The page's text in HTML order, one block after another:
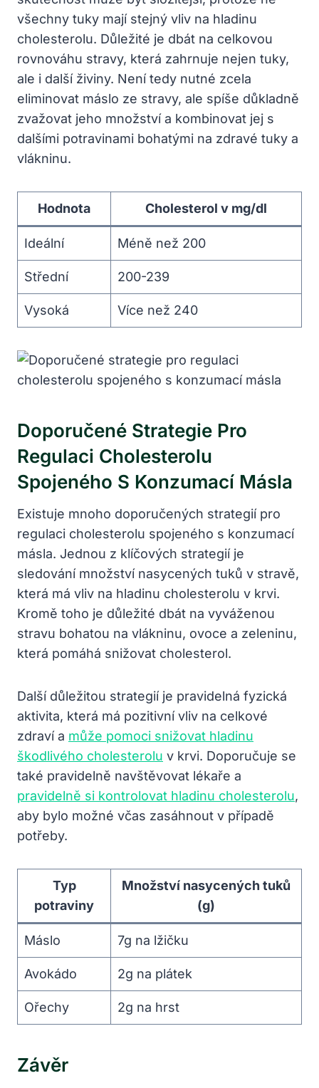
všechny tuky mají stejný vliv na hladinu
cholesterolu. Důležité je dbát na celkovou
rovnováhu stravy, která zahrnuje nejen tuky,
ale i další živiny. Není tedy nutné zcela
eliminovat máslo ze stravy, ale spíše důkladně
zvažovat jeho množství a kombinovat jej s
dalšími potravinami bohatými na zdravé tuky a
vlákninu.
Hodnota Cholesterol v mg/dl
Ideální Méně než 200
Střední 200-239
Vysoká Více než 240
Doporučené Strategie Pro
Regulaci Cholesterolu
Spojeného S Konzumací Másla
Existuje mnoho doporučených strategií pro
regulaci cholesterolu spojeného s konzumací
másla. Jednou z klíčových strategií je
sledování množství nasycených tuků v stravě,
která má vliv na hladinu cholesterolu v krvi.
Kromě toho je důležité dbát na vyváženou
stravu bohatou na vlákninu, ovoce a zeleninu,
která pomáhá snižovat cholesterol.
Další důležitou strategií je pravidelná fyzická
aktivita, která má pozitivní vliv na celkové
zdraví a může pomoci snižovat hladinu
škodlivého cholesterolu v krvi. Doporučuje se
také pravidelně navštěvovat lékaře a
pravidelně si kontrolovat hladinu cholesterolu,
aby bylo možné včas zasáhnout v případě
potřeby.
Typ
potraviny
Množství nasycených tuků
(g)
Máslo 7g na lžičku
Avokádo 2g na plátek
Ořechy 2g na hrst
Závěr